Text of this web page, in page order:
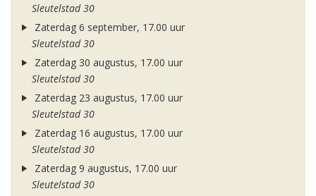
Sleutelstad 30
Zaterdag 6 september, 17.00 uur
Sleutelstad 30
Zaterdag 30 augustus, 17.00 uur
Sleutelstad 30
Zaterdag 23 augustus, 17.00 uur
Sleutelstad 30
Zaterdag 16 augustus, 17.00 uur
Sleutelstad 30
Zaterdag 9 augustus, 17.00 uur
Sleutelstad 30